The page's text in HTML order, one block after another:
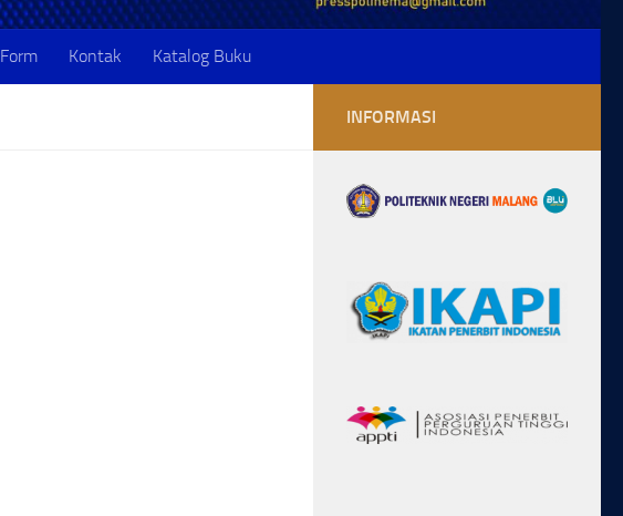
Form Kontak Katalog Buku
INFORMASI